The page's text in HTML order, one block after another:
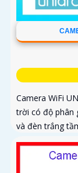
Camera WiFi
trời có độ phân
và đèn trắng
trợ thẻ nhớ